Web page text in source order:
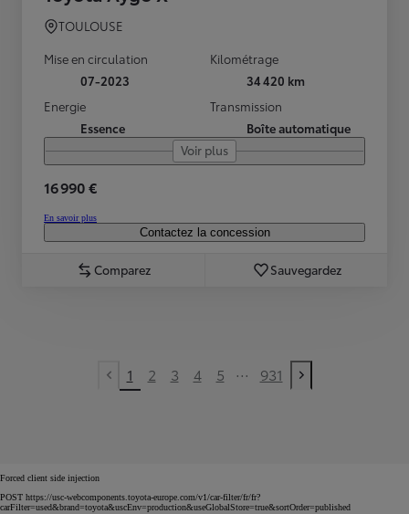
TOULOUSE
Mise en circulation
07-2023
Kilométrage
34 420 km
Energie
Essence
Transmission
Boîte automatique
Voir plus
16 990 €
En savoir plus
Contactez la concession
Comparez Sauvegardez
Previous page
1 2 3 4 5 ... 931
Next page
Forced client side injection
POST https://usc-webcomponents.toyota-europe.com/v1/car-filter/fr/fr?
carFilter=used&brand=toyota&uscEnv=production&useGlobalStore=true&sortOrder=published